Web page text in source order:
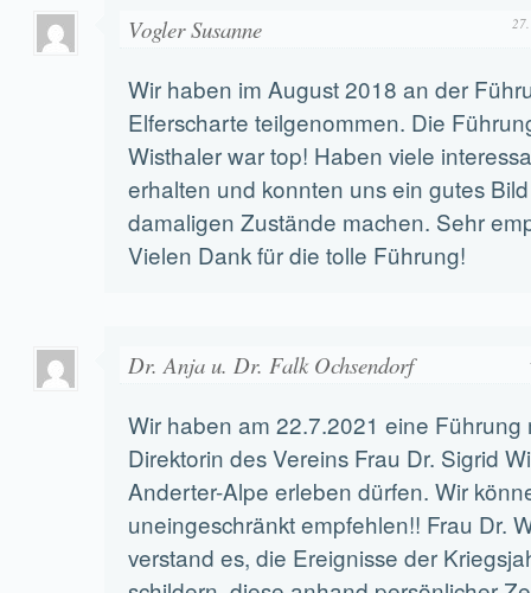
Vogler Susanne
Wir haben im August 2018 an der
Elferscharte teilgenommen. Die
Wisthaler war top! Haben viele
erhalten und konnten uns ein gutes
damaligen Zustände machen. Sehr
Vielen Dank für die tolle Führung!
Dr. Anja u. Dr. Falk Ochsendorf
Wir haben am 22.7.2021 eine Führung
Direktorin des Vereins Frau Dr. Sigrid
Anderter-Alpe erleben dürfen. Wir
uneingeschränkt empfehlen!! Frau Dr.
verstand es, die Ereignisse der